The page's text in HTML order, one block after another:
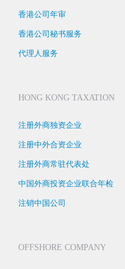
香港公司年审
香港公司秘书服务
代理人服务
HONG KONG TAXATION
注册外商独资企业
注册中外合资企业
注册外商常驻代表处
中国外商投资企业联合年检
注销中国公司
OFFSHORE COMPANY